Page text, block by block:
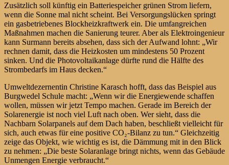
Zusätzlich soll künftig ein Batteriespeicher grünen Strom liefern,
wenn die Sonne mal nicht scheint. Bei Versorgungslücken springt
ein gasbetriebenes Blockheizkraftwerk ein. Die umfangreichen
Maßnahmen machen die Sanierung teurer. Aber als Elektroingenieur
kann Surmann bereits absehen, dass sich der Aufwand lohnt: „Wir
rechnen damit, dass die Heizkosten um mindestens 50 Prozent
sinken. Und die Photovoltaikanlage dürfte rund die Hälfte des
Strombedarfs im Haus decken.“
Umweltdezernentin Christine Karasch hofft, dass das Beispiel aus
Burgwedel Schule macht: „Wenn wir die Energiewende schaffen
wollen, müssen wir jetzt Tempo machen. Gerade im Bereich der
Solarenergie ist noch viel Luft nach oben. Wer sieht, dass die
Nachbarn Solarpanels auf dem Dach haben, beschließt vielleicht für
sich, auch etwas für eine positive CO₂-Bilanz zu tun.“ Gleichzeitig
zeige das Objekt, wie wichtig es ist, die Dämmung mit in den Blick
zu nehmen: „Die beste Solaranlage bringt nichts, wenn das Gebäude
Unmengen Energie verbraucht.“